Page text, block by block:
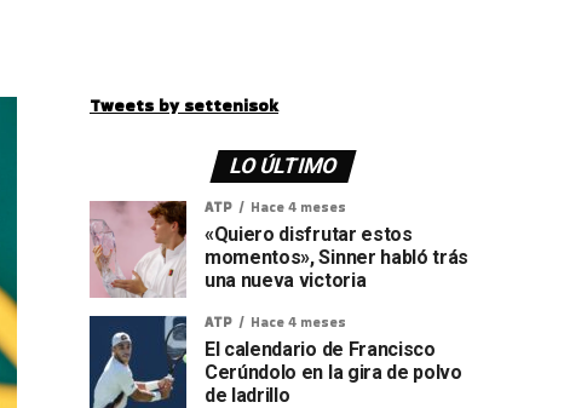
Tweets by settenisok
LO ÚLTIMO
ATP Hace 4 meses
«Quiero disfrutar estos
momentos», Sinner habló trás
una nueva victoria
ATP Hace 4 meses
El calendario de Francisco
Cerúndolo en la gira de polvo
de ladrillo